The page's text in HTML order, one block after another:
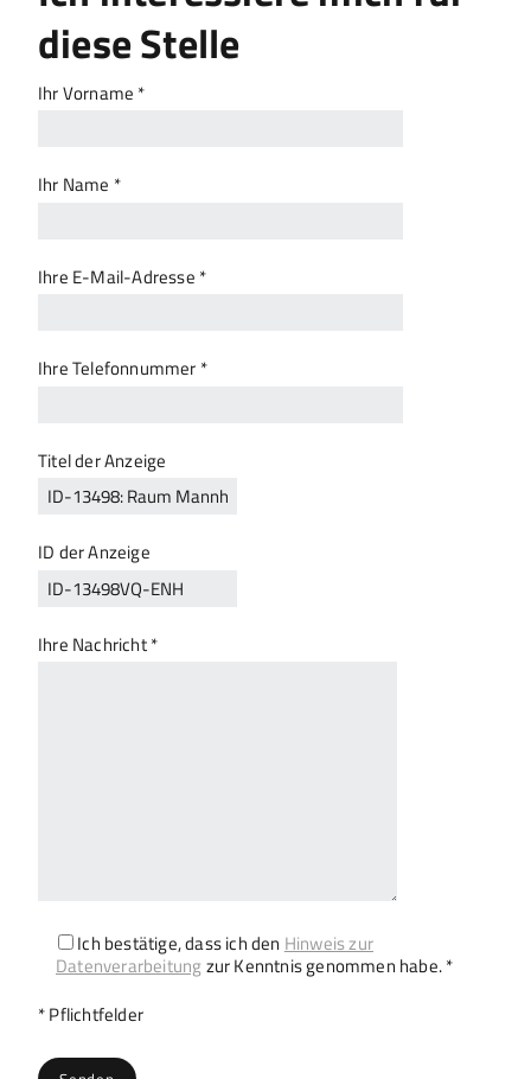
diese Stelle
Ihr Vorname *
Ihr Name *
Ihre E-Mail-Adresse *
Ihre Telefonnummer *
Titel der Anzeige
ID der Anzeige
Ihre Nachricht *
Ich bestätige, dass ich den Hinweis zur
Datenverarbeitung zur Kenntnis genommen habe. *
Bitte lasse dieses Feld leer.
* Pflichtfelder